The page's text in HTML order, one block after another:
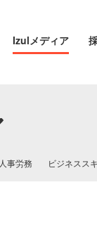
Izulメディア
人事労務 ビジネスス